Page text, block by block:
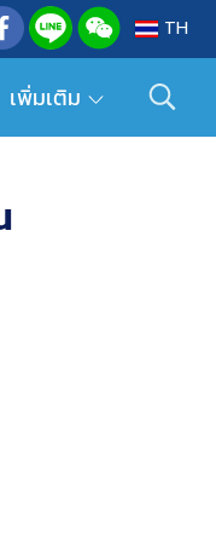
TH
เพิ่มเติม